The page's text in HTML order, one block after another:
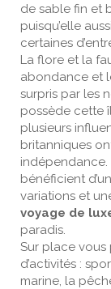
de sable fin et
puisqu’elle
certaines
La flore et la
abondance et
surpris par les
possède cette
plusieurs
britanniques
indépendance.
bénéficient
variations et
voyage de
paradis.
Sur place
d’activités :
marine, la